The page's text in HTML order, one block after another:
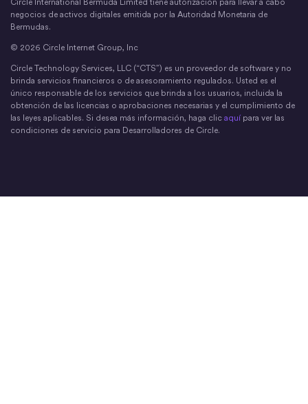
negocios de activos digitales emitida por la Autoridad Monetaria de
Bermudas.
© 2026 Circle Internet Group, Inc
Circle Technology Services, LLC (“CTS”) es un proveedor de software y no
brinda servicios financieros o de asesoramiento regulados. Usted es el
único responsable de los servicios que brinda a los usuarios, incluida la
obtención de las licencias o aprobaciones necesarias y el cumplimiento de
las leyes aplicables. Si desea más información, haga clic aquí para ver las
condiciones de servicio para Desarrolladores de Circle.